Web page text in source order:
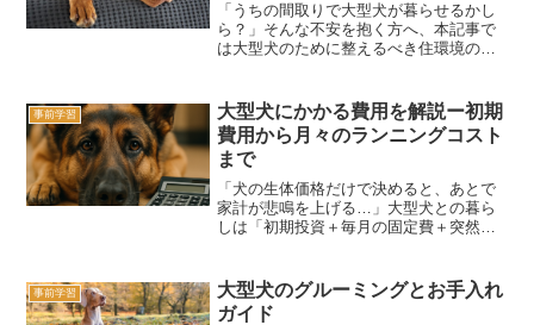
「うちの間取りで大型犬が暮らせるかし
ら？」そんな不安を抱く方へ、本記事で
は大型犬のために整えるべき住環境のハ
ば良いか」がクリアになります。大型犬
に必要な生活スペースを確...
事前学習
大型犬にかかる費用を解説ー初期
費用から月々のランニングコスト
まで
「犬の生体価格だけで決めると、あとで
家計が悲鳴を上げる…」大型犬との暮ら
しは「初期投資＋毎月の固定費＋突然の
とめました。まず押さえたい初期費用大
型犬の購入価格、マイクロ...
事前学習
大型犬のグルーミングとお手入れ
ガイド